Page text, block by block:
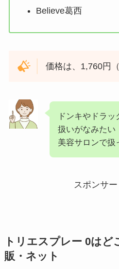
Believe葛西
価格は、1,760円（
ドンキやドラッ
扱いがなみたい
美容サロンで扱
スポンサ
トリエスプレー 0はど
販・ネット